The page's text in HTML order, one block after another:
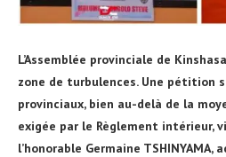
L’Assemblée provinciale de
zone de turbulences. Une pétition
provinciaux, bien au-delà de la
exigée par le Règlement intérieur,
l’honorable Germaine